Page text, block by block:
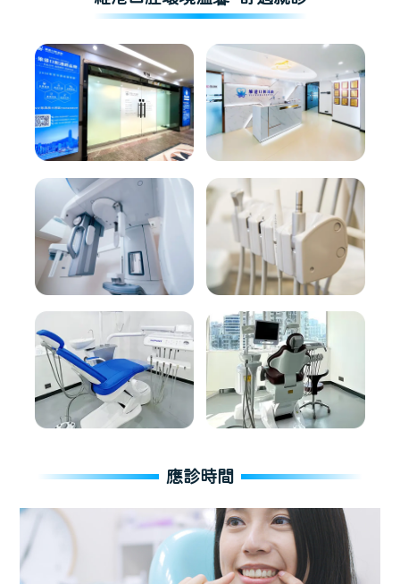
應診時間